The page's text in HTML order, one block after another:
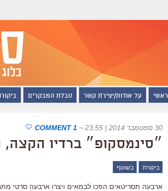
ראשי על אודות/יצירת קשר טבלת המבקרים
30 ספטמבר 2014 | 23:55 ~
1 COMMENT
״סינמסקופ״ ברדיו הקצה,
ביקורת בשוטף
ארבעה תסריטאים הפכו לבמאים ויצרו ארבעה סרטי